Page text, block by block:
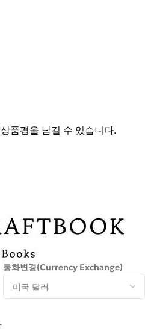
품평을 남길 수 있습니다.
통화변경(Currency Exchange)